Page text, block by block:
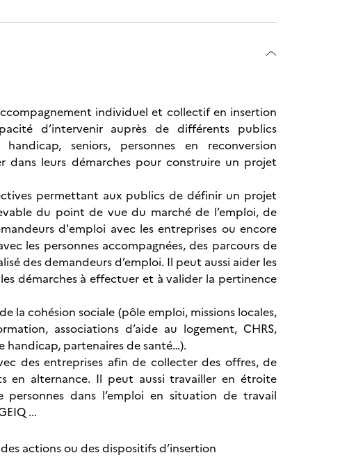
individuel et collectif en insertion
d’intervenir auprès de différents publics
seniors, personnes en reconversion
leurs démarches pour construire un projet
permettant aux publics de définir un projet
du point de vue du marché de l’emploi, de
d'emploi avec les entreprises ou encore
les personnes accompagnées, des parcours de
des demandeurs d’emploi. Il peut aussi aider les
démarches à effectuer et à valider la pertinence
la cohésion sociale (pôle emploi, missions locales,
associations d’aide au logement, CHRS,
handicap, partenaires de santé…).
des entreprises afin de collecter des offres, de
en alternance. Il peut aussi travailler en étroite
personnes dans l’emploi en situation de travail
...
actions ou des dispositifs d’insertion